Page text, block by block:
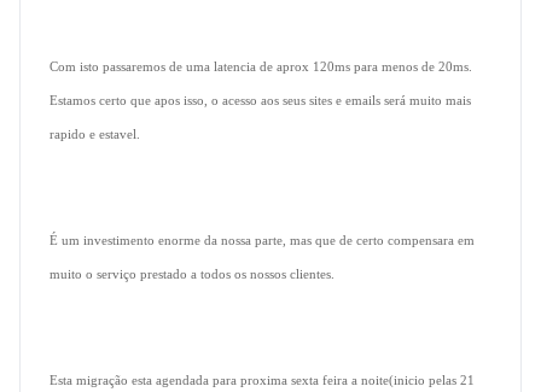
Com isto passaremos de uma latencia de aprox 120ms para menos de 20ms.
Estamos certo que apos isso, o acesso aos seus sites e emails será muito mais
rapido e estavel.
É um investimento enorme da nossa parte, mas que de certo compensara em
muito o serviço prestado a todos os nossos clientes.
Esta migração esta agendada para proxima sexta feira a noite(inicio pelas 21